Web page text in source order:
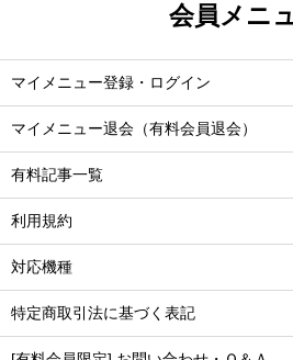
会員メニ
マイメニュー登録・ログイン
マイメニュー退会（有料会員退会）
有料記事一覧
利用規約
対応機種
特定商取引法に基づく表記